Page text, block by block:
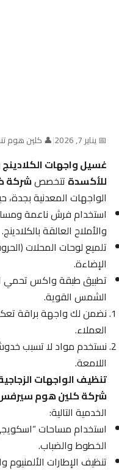
📅 يناير 7, 2026 |👤 كلين هوم
غسيل واجهات الكلادينج
للأكسدةتتخصصشركة
الواجهات المعدنية بجدة،
استخدام فرش ناعمة ومساحات
والأملاح العالقة بالكلادينج.
تلميع لوحات المحلات (الحروف
الإضاءة.
تطبيق طبقة واكس تحمي
الشمس القوية.
نضمن لك واجهة براقة تعكس
العملاء.
نستخدم مواد لا تسبب خدوشاً
اللامعة.
تنظيف الواجهات
شركة كلين هوم سيرفس
الخدمية التالية:
استخدام مساحات “اسكويجي”
الخطوط والضباب.
تنظيف الإطارات الألمنيوم